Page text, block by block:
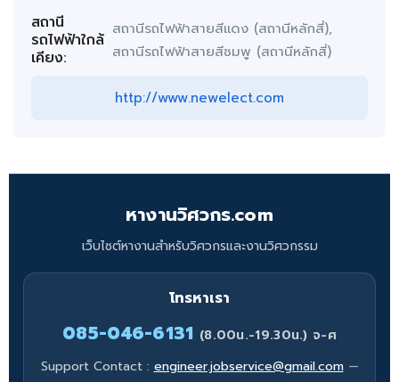
สถานี
รถไฟฟ้าใกล้
เคียง:
สถานีรถไฟฟ้าสายสีเเดง (สถานีหลักสี่),
สถานีรถไฟฟ้าสายสีชมพู (สถานีหลักสี่)
http://www.newelect.com
หางานวิศวกร.com
เว็บไซต์หางานสำหรับวิศวกรและงานวิศวกรรม
โทรหาเรา
085-046-6131 (8.00น.-19.30น.) จ-ศ
Support Contact : engineer.jobservice@gmail.com —